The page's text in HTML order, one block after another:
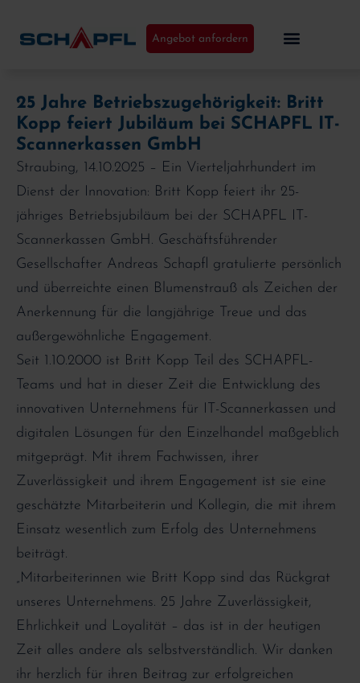
Angebot anfordern
25 Jahre Betriebszugehörigkeit: Britt
Kopp feiert Jubiläum bei SCHAPFL IT-
Scannerkassen GmbH
Straubing, 14.10.2025 – Ein Vierteljahrhundert im
Dienst der Innovation: Britt Kopp feiert ihr 25-
jähriges Betriebsjubiläum bei der SCHAPFL IT-
Scannerkassen GmbH. Geschäftsführender
Gesellschafter Andreas Schapfl gratulierte persönlich
und überreichte einen Blumenstrauß als Zeichen der
Anerkennung für die langjährige Treue und das
außergewöhnliche Engagement.
Seit 1.10.2000 ist Britt Kopp Teil des SCHAPFL-
Teams und hat in dieser Zeit die Entwicklung des
innovativen Unternehmens für IT-Scannerkassen und
digitalen Lösungen für den Einzelhandel maßgeblich
mitgeprägt. Mit ihrem Fachwissen, ihrer
Zuverlässigkeit und ihrem Engagement ist sie eine
geschätzte Mitarbeiterin und Kollegin, die mit ihrem
Einsatz wesentlich zum Erfolg des Unternehmens
beiträgt.
„Mitarbeiterinnen wie Britt Kopp sind das Rückgrat
unseres Unternehmens. 25 Jahre Zuverlässigkeit,
Ehrlichkeit und Loyalität – das ist in der heutigen
Zeit alles andere als selbstverständlich. Wir danken
ihr herzlich für ihren Beitrag zur erfolgreichen